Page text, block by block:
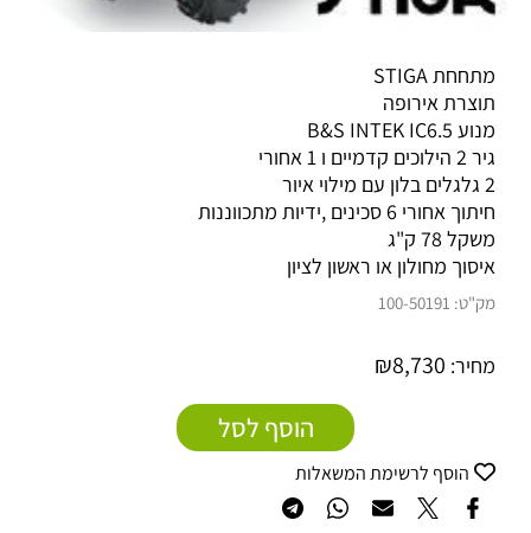
מתחחת STIGA
תוצרת אירופה
מנוע B&S INTEK IC6.5
גיר 2 הילוכים קדמיים ו 1 אחורי
2 גלגלים בלון עם מילוי איור
חיתוך אחורי 6 סכינים ,ידיות מתכווננות
משקל 78 ק"ג
איסוך מחולון או ראשון לציון
מק"ט: 100-50191
מחיר: ₪8,730
הוסף לסל
הוסף לרשימת המשאלות